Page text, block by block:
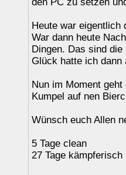
Heute war eigentlich
War dann heute
Dingen. Das sind
Glück hatte ich dann
Nun im Moment
Kumpel auf nen
Wünsch euch Allen
5 Tage clean
27 Tage kämpferisch